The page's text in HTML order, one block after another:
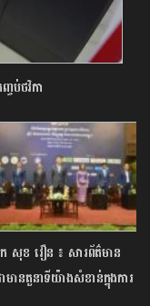
ប់ថវិកា
សុខ វឿន ៖ សារព័ត៌មាន
មានតួនាទីយ៉ាងសំខាន់ក្នុងការ